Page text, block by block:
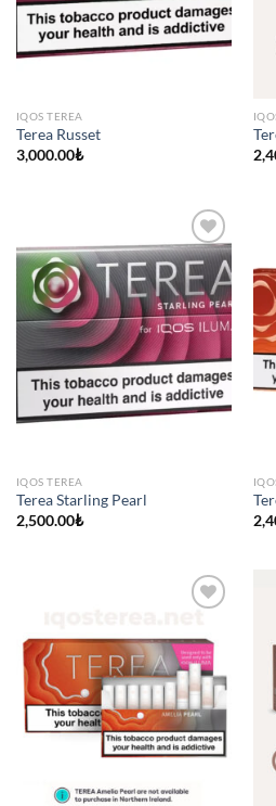
IQOS TEREA
Terea Russet
3,000.00₺
IQOS TEREA
Terea Starling Pearl
2,500.00₺